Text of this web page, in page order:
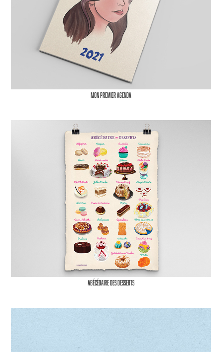
Mon premier agenda
Abécédaire des desserts